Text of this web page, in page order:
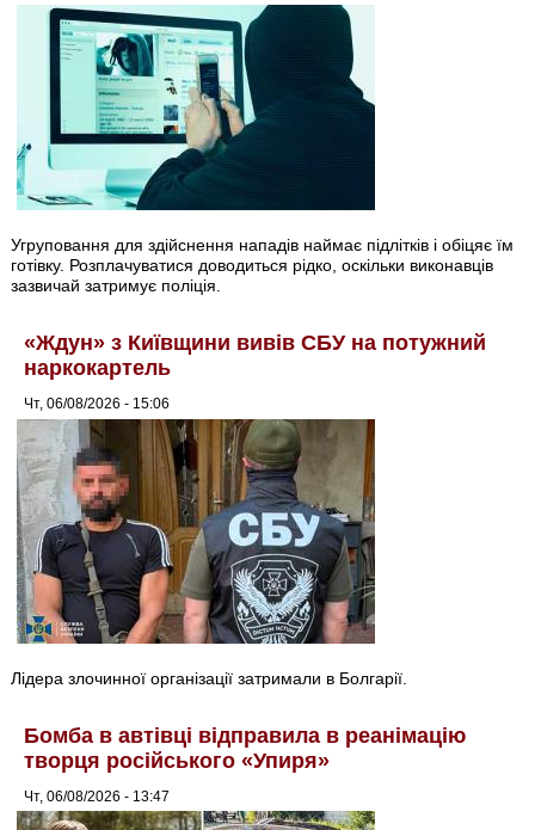
Угруповання для здійснення нападів наймає підлітків і обіцяє їм
готівку. Розплачуватися доводиться рідко, оскільки виконавців
зазвичай затримує поліція.
«Ждун» з Київщини вивів СБУ на потужний
наркокартель
Чт, 06/08/2026 - 15:06
Лідера злочинної організації затримали в Болгарії.
Бомба в автівці відправила в реанімацію
творця російського «Упиря»
Чт, 06/08/2026 - 13:47